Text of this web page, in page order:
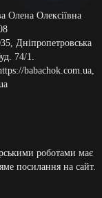
Олена Олексіївна
Дніпропетровська
74/1.
babachok.com.ua,
роботами має
посилання на сайт.